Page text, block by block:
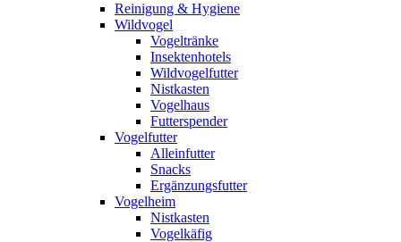
Reinigung & Hygiene
Wildvogel
Vogeltränke
Insektenhotels
Wildvogelfutter
Nistkasten
Vogelhaus
Futterspender
Vogelfutter
Alleinfutter
Snacks
Ergänzungsfutter
Vogelheim
Nistkasten
Vogelkäfig